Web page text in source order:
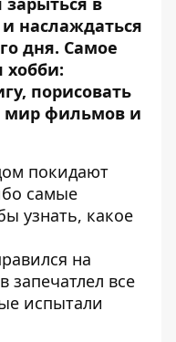
наслаждаться
дня. Самое
хобби:
порисовать
мир фильмов и
покидают
самые
узнать, какое
на
все
испытали